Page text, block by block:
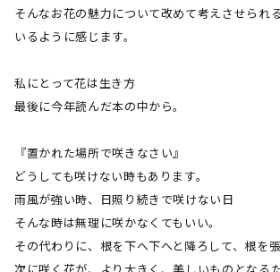
そんなお花の魅力について改めて考えさせられ
いるように感じます。
私にとって花は生き方
最後に今年読んだ本の中から。
『置かれた場所で咲きなさい』
どうしても咲けない時もあります。
雨風が強い時、日照り続きで咲けない日
そんな時は無理に咲かなくてもいい。
その代わりに、根を下へ下へと降ろして、根を張